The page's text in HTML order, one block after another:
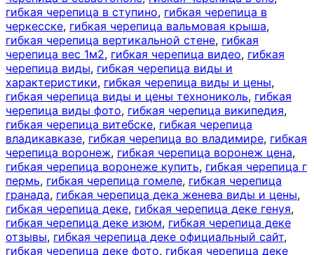
гибкая черепица в ступино, гибкая черепица в
черкесске, гибкая черепица вальмовая крыша,
гибкая черепица вертикальной стене, гибкая
черепица вес 1м2, гибкая черепица видео, гибкая
черепица виды, гибкая черепица виды и
характеристики, гибкая черепица виды и цены,
гибкая черепица виды и цены технониколь, гибкая
черепица виды фото, гибкая черепица википедия,
гибкая черепица витебске, гибкая черепица
владикавказе, гибкая черепица во владимире, гибкая
черепица воронеж, гибкая черепица воронеж цена,
гибкая черепица воронеже купить, гибкая черепица г
пермь, гибкая черепица гомеле, гибкая черепица
гранада, гибкая черепица дека женева виды и цены,
гибкая черепица деке, гибкая черепица деке генуя,
гибкая черепица деке изюм, гибкая черепица деке
отзывы, гибкая черепица деке официальный сайт,
гибкая черепица деке фото, гибкая черепица деке